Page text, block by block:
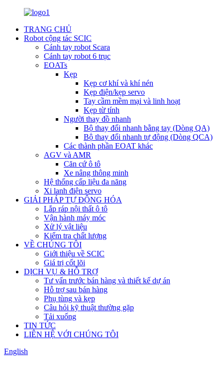
TRANG CHỦ
Robot cộng tác SCIC
Cánh tay robot Scara
Cánh tay robot 6 trục
EOATs
Kẹp
Kẹp cơ khí và khí nén
Kẹp điện/kẹp servo
Tay cầm mềm mại và linh hoạt
Kẹp từ tính
Người thay đồ nhanh
Bộ thay đổi nhanh bằng tay (Dòng QA)
Bộ thay đổi nhanh tự động (Dòng QCA)
Các thành phần EOAT khác
AGV và AMR
Căn cứ ô tô
Xe nâng thông minh
Hệ thống cấp liệu đa năng
Xi lanh điện servo
GIẢI PHÁP TỰ ĐỘNG HÓA
Lắp ráp nội thất ô tô
Vận hành máy móc
Xử lý vật liệu
Kiểm tra chất lượng
VỀ CHÚNG TÔI
Giới thiệu về SCIC
Giá trị cốt lõi
DỊCH VỤ & HỖ TRỢ
Tư vấn trước bán hàng và thiết kế dự án
Hỗ trợ sau bán hàng
Phụ tùng và kẹp
Câu hỏi kỹ thuật thường gặp
Tải xuống
TIN TỨC
LIÊN HỆ VỚI CHÚNG TÔI
English